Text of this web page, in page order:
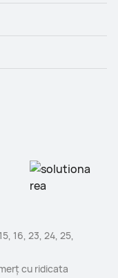
16, 23, 24, 25,
cu ridicata